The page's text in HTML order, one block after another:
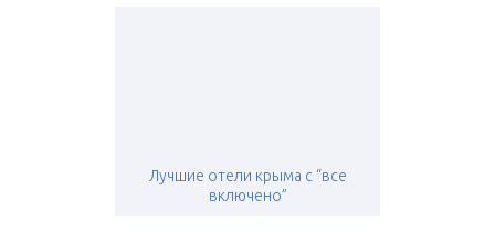
Лучшие отели крыма с “все
включено”